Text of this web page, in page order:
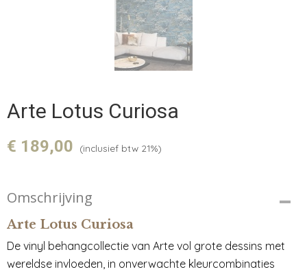
Arte Lotus Curiosa
€ 189,00 (inclusief btw 21%)
Omschrijving
Arte Lotus Curiosa
De vinyl behangcollectie van Arte vol grote dessins met
wereldse invloeden, in onverwachte kleurcombinaties